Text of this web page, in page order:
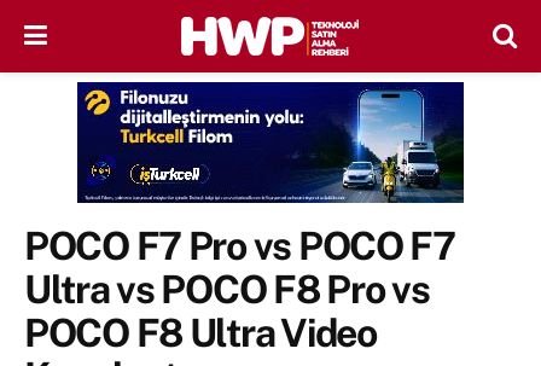
POCO F7 Pro vs POCO F7
Ultra vs POCO F8 Pro vs
POCO F8 Ultra Video